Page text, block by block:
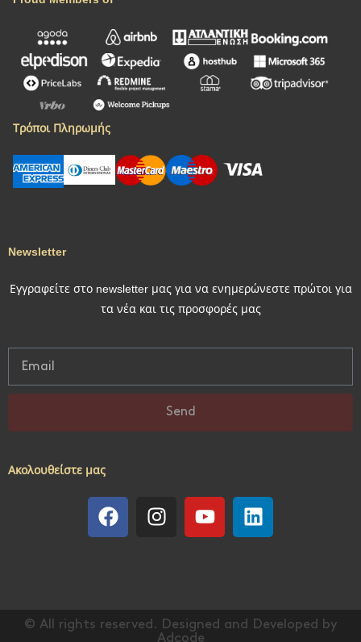
Newsletter
Εγγραφείτε στο newsletter μας για να ενημερώνεστε πρώτοι για
τα νέα και τις προσφορές μας
Send
Ακολουθείστε μας
Τρόποι Πληρωμής
© All rights reserved. Designed and Developed by
Adcode